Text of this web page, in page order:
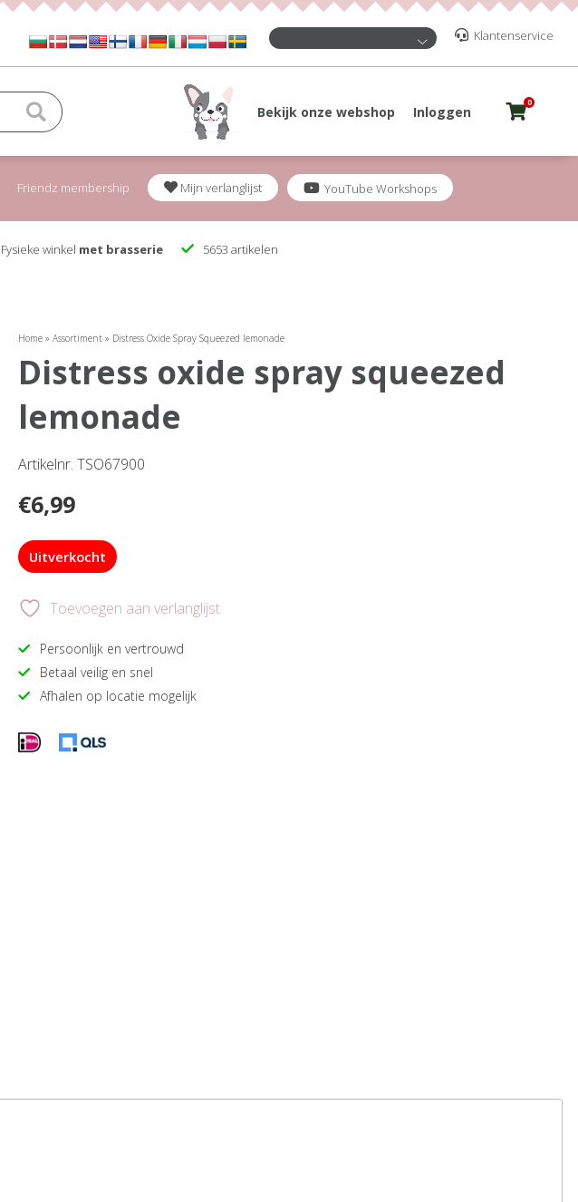
Klantenservice
Bekijk onze webshop Inloggen
0
Friendz membership Mijn verlanglijst YouTube Workshops
Fysieke winkel met brasserie 5653 artikelen
Home »Assortiment » Distress Oxide Spray Squeezed lemonade
distress oxide spray squeezed
lemonade
Artikelnr. TSO67900
€6,99
Uitverkocht
Toevoegen aan verlanglijst
Persoonlijk en vertrouwd
Betaal veilig en snel
Afhalen op locatie mogelijk